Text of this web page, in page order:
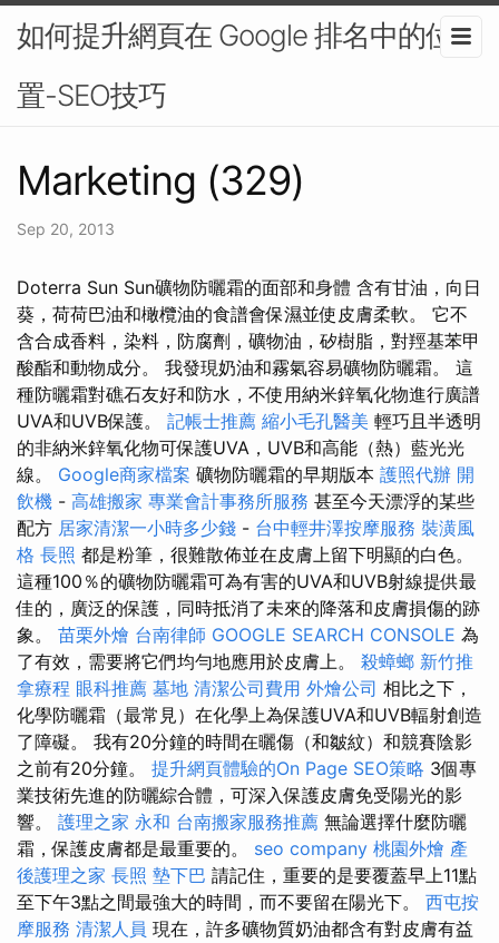
如何提升網頁在 Google 排名中的位
置-SEO技巧
Marketing (329)
Sep 20, 2013
Doterra Sun Sun礦物防曬霜的面部和身體 含有甘油，向日
葵，荷荷巴油和橄欖油的食譜會保濕並使皮膚柔軟。 它不
含合成香料，染料，防腐劑，礦物油，矽樹脂，對羥基苯甲
酸酯和動物成分。 我發現奶油和霧氣容易礦物防曬霜。 這
種防曬霜對礁石友好和防水，不使用納米鋅氧化物進行廣譜
UVA和UVB保護。 記帳士推薦 縮小毛孔醫美 輕巧且半透明
的非納米鋅氧化物可保護UVA，UVB和高能（熱）藍光光
線。 Google商家檔案 礦物防曬霜的早期版本 護照代辦 開
飲機 - 高雄搬家 專業會計事務所服務 甚至今天漂浮的某些
配方 居家清潔一小時多少錢 - 台中輕井澤按摩服務 裝潢風
格 長照 都是粉筆，很難散佈並在皮膚上留下明顯的白色。
這種100％的礦物防曬霜可為有害的UVA和UVB射線提供最
佳的，廣泛的保護，同時抵消了未來的降落和皮膚損傷的跡
象。 苗栗外燴 台南律師 GOOGLE SEARCH CONSOLE 為
了有效，需要將它們均勻地應用於皮膚上。 殺蟑螂 新竹推
拿療程 眼科推薦 墓地 清潔公司費用 外燴公司 相比之下，
化學防曬霜（最常見）在化學上為保護UVA和UVB輻射創造
了障礙。 我有20分鐘的時間在曬傷（和皺紋）和競賽陰影
之前有20分鐘。 提升網頁體驗的On Page SEO策略 3個專
業技術先進的防曬綜合體，可深入保護皮膚免受陽光的影
響。 護理之家 永和 台南搬家服務推薦 無論選擇什麼防曬
霜，保護皮膚都是最重要的。 seo company 桃園外燴 產
後護理之家 長照 墊下巴 請記住，重要的是要覆蓋早上11點
至下午3點之間最強大的時間，而不要留在陽光下。 西屯按
摩服務 清潔人員 現在，許多礦物質奶油都含有對皮膚有益